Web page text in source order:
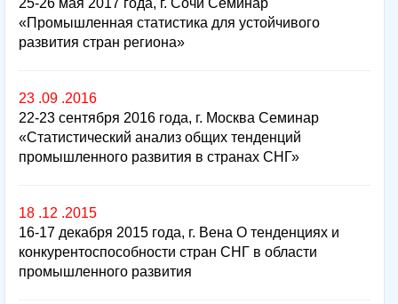
«Промышленная статистика для устойчивого
развития стран региона»
23 .09 .2016
22-23 сентября 2016 года, г. Москва Семинар
«Статистический анализ общих тенденций
промышленного развития в странах СНГ»
18 .12 .2015
16-17 декабря 2015 года, г. Вена О тенденциях и
конкурентоспособности стран СНГ в области
промышленного развития